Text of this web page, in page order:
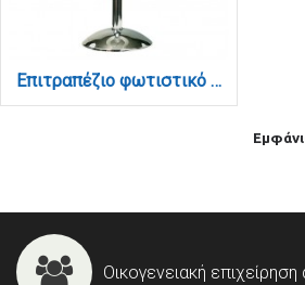
Επιτραπέζιο φωτιστικό από χρώμιο μέταλλο κρύσταλλο και υφασμάτινο καπέλο 1XE27 D:59cm (3422-Χρώμιο)
Οικογενειακή